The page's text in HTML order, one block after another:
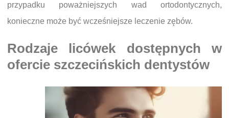
przypadku poważniejszych wad ortodontycznych,
konieczne może być wcześniejsze leczenie zębów.
Rodzaje licówek dostępnych w
ofercie szczecińskich dentystów